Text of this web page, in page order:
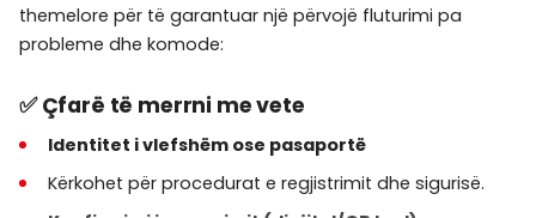
themelore për të garantuar një përvojë fluturimi pa
probleme dhe komode:
✅ Çfarë të merrni me vete
Identitet i vlefshëm ose pasaportë
Kërkohet për procedurat e regjistrimit dhe sigurisë.